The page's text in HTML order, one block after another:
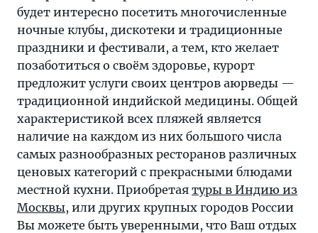
будет интересно посетить многочисленные
ночные клубы, дискотеки и традиционные
праздники и фестивали, а тем, кто желает
позаботиться о своём здоровье, курорт
предложит услуги своих центров аюрведы —
традиционной индийской медицины. Общей
характеристикой всех пляжей является
наличие на каждом из них большого числа
самых разнообразных ресторанов различных
ценовых категорий с прекрасными блюдами
местной кухни. Приобретая туры в Индию из
Москвы, или других крупных городов России
Вы можете быть уверенными, что Ваш отдых